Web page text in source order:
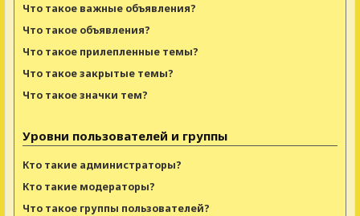
Что такое важные объявления?
Что такое объявления?
Что такое прилепленные темы?
Что такое закрытые темы?
Что такое значки тем?
Уровни пользователей и группы
Кто такие администраторы?
Кто такие модераторы?
Что такое группы пользователей?